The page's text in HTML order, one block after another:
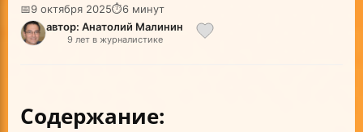
📅9 октября 2025⏱6 минут
автор: Анатолий Малинин
9 лет в журналистике
Содержание: